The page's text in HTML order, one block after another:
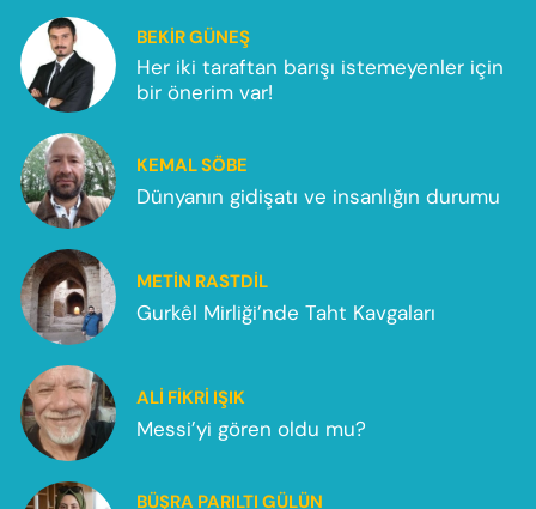
BEKIR GÜNEŞ
Her iki taraftan barışı istemeyenler için
bir önerim var!
KEMAL SÖBE
Dünyanın gidişatı ve insanlığın durumu
METIN RASTDIL
Gurkêl Mirliği’nde Taht Kavgaları
ALI FIKRI IŞIK
Messi’yi gören oldu mu?
BÜŞRA PARILTI GÜLÜN